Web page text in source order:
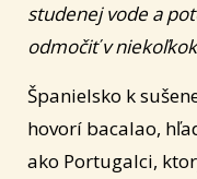
studenej vode a
odmočiť v
Španielsko k
hovorí bacalao,
ako Portugalci,